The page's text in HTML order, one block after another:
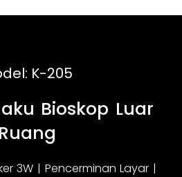
K-205
Bioskop Luar
Ruang
3W | Pencerminan Layar |